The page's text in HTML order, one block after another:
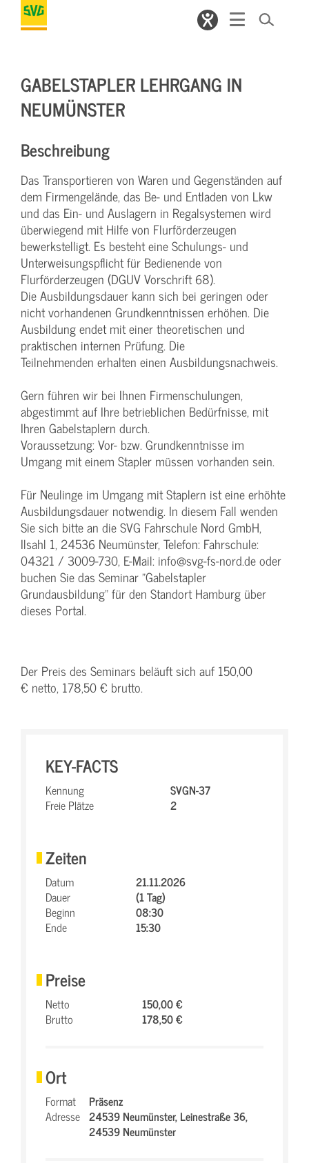
GABELSTAPLER LEHRGANG IN
NEUMÜNSTER
Beschreibung
Das Transportieren von Waren und Gegenständen auf
dem Firmengelände, das Be- und Entladen von Lkw
und das Ein- und Auslagern in Regalsystemen wird
überwiegend mit Hilfe von Flurförderzeugen
bewerkstelligt. Es besteht eine Schulungs- und
Unterweisungspflicht für Bedienende von
Flurförderzeugen (DGUV Vorschrift 68).
Die Ausbildungsdauer kann sich bei geringen oder
nicht vorhandenen Grundkenntnissen erhöhen. Die
Ausbildung endet mit einer theoretischen und
praktischen internen Prüfung. Die
Teilnehmenden erhalten einen Ausbildungsnachweis.
Gern führen wir bei Ihnen Firmenschulungen,
abgestimmt auf Ihre betrieblichen Bedürfnisse, mit
Ihren Gabelstaplern durch.
Voraussetzung: Vor- bzw. Grundkenntnisse im
Umgang mit einem Stapler müssen vorhanden sein.
Für Neulinge im Umgang mit Staplern ist eine erhöhte
Ausbildungsdauer notwendig. In diesem Fall wenden
Sie sich bitte an die SVG Fahrschule Nord GmbH,
Ilsahl 1, 24536 Neumünster, Telefon: Fahrschule:
04321 / 3009-730, E-Mail: info@svg-fs-nord.de oder
buchen Sie das Seminar "Gabelstapler
Grundausbildung" für den Standort Hamburg über
dieses Portal.
Der Preis des Seminars beläuft sich auf 150,00
€ netto, 178,50 € brutto.
KEY-FACTS
Kennung
SVGN-37
Freie Plätze
2
Zeiten
Datum
21.11.2026
Dauer
(1 Tag)
Beginn
08:30
Ende
15:30
Preise
Netto
150,00 €
Brutto
178,50 €
Ort
Format
Präsenz
Adresse 24539 Neumünster,Leinestraße 36,
24539 Neumünster